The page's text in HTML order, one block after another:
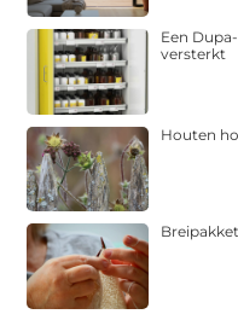
Een
versterkt
Houten